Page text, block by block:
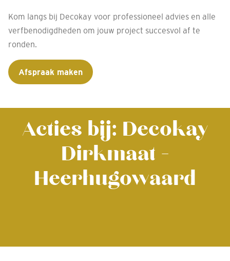
Kom langs bij Decokay voor professioneel advies en alle
verfbenodigdheden om jouw project succesvol af te
ronden.
Afspraak maken
Acties bij: Decokay
Dirkmaat -
Heerhugowaard